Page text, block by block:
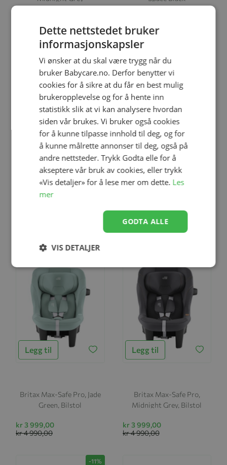
kr 4 990,00
kr 4 990,00
Legg til Legg til
kr 3 999,00
Legg til
Britax Max-Safe Pro, Jade
Green, Bilstol
kr 3 999,00
kr 4 990,00
Legg til
Britax Max-Safe Pro,
Midnight Grey, Bilstol
kr 3 999,00
kr 4 990,00
-11%
Dette nettstedet bruker
informasjonskapsler
Vi ønsker at du skal være trygg når du
bruker Babycare.no. Derfor benytter vi
cookies for å sikre at du får en best mulig
brukeropplevelse og for å hente inn
statistikk slik at vi kan analysere hvordan
siden vår brukes. Vi bruker også cookies
for å kunne tilpasse innhold til deg, og for
å kunne målrette annonser til deg, også på
andre nettsteder. Trykk Godta elle for å
akseptere vår bruk av cookies, eller trykk
«Vis detaljer» for å lese mer om dette. Les
mer
GODTA ALLE
VIS DETALJER